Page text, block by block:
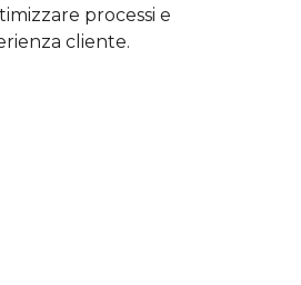
processi e
cliente.